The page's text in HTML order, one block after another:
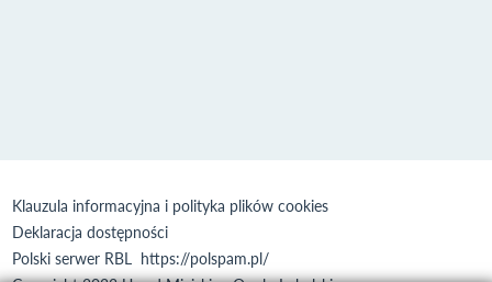
Klauzula informacyjna i polityka plików cookies
Deklaracja dostępności
Polski serwer RBL https://polspam.pl/